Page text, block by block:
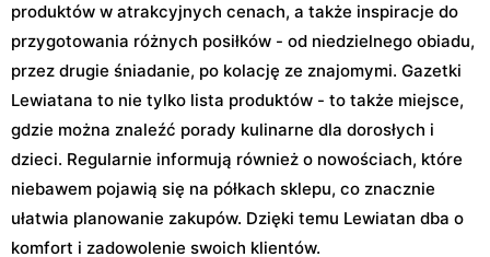
produktów w atrakcyjnych cenach, a także inspiracje do
przygotowania różnych posiłków - od niedzielnego obiadu,
przez drugie śniadanie, po kolację ze znajomymi. Gazetki
Lewiatana to nie tylko lista produktów - to także miejsce,
gdzie można znaleźć porady kulinarne dla dorosłych i
dzieci. Regularnie informują również o nowościach, które
niebawem pojawią się na półkach sklepu, co znacznie
ułatwia planowanie zakupów. Dzięki temu Lewiatan dba o
komfort i zadowolenie swoich klientów.